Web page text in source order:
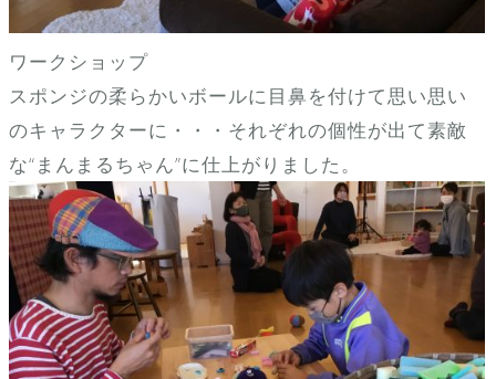
ワークショップ
スポンジの柔らかいボールに目鼻を付けて思い思い
のキャラクターに・・・それぞれの個性が出て素敵
な“まんまるちゃん”に仕上がりました。